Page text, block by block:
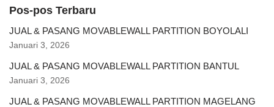
Pos-pos Terbaru
JUAL & PASANG MOVABLEWALL PARTITION BOYOLALI
Januari 3, 2026
JUAL & PASANG MOVABLEWALL PARTITION BANTUL
Januari 3, 2026
JUAL & PASANG MOVABLEWALL PARTITION MAGELANG